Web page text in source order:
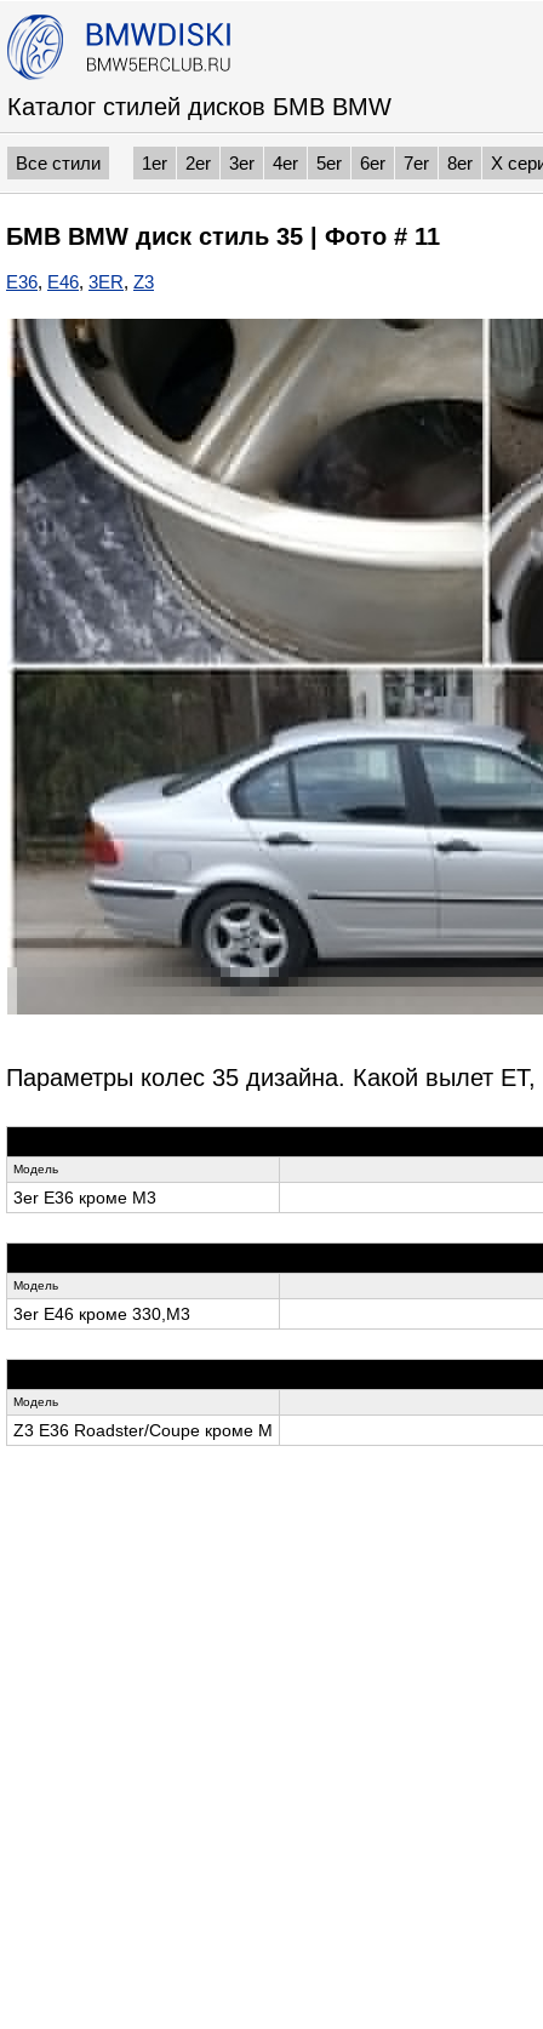
Каталог стилей дисков БМВ BMW
Все стили 1er 2er 3er 4er 5er 6er 7er 8er X
БМВ BMW диск стиль 35 | Фото # 11
E36, E46, 3ER, Z3
Параметры колес 35 дизайна. Какой вылет
Модель
3er E36 кроме M3
Модель
3er E46 кроме 330,M3
Модель
Z3 E36 Roadster/Coupe кроме M